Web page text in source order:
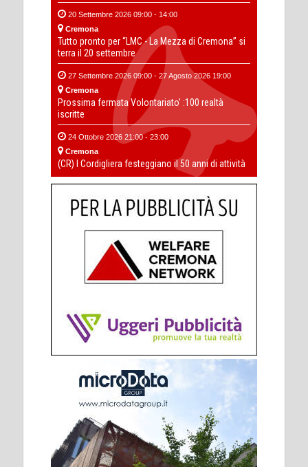
20 Settembre 2026 09:00 - 14:00
Cremona
Tutto pronto per “LMC - La Mezza di Cremona” si
terra il 20 settembre
27 Settembre 2026 09:00 - 27 Agosto 2026 19:00
Cremona
Prossima fermata Volontariato' :100 realtà
iscritte
24 Ottobre 2026 21:00 - 23:00
Cremona
(CR) I Cordigliera festeggiano il 50 anni di attività